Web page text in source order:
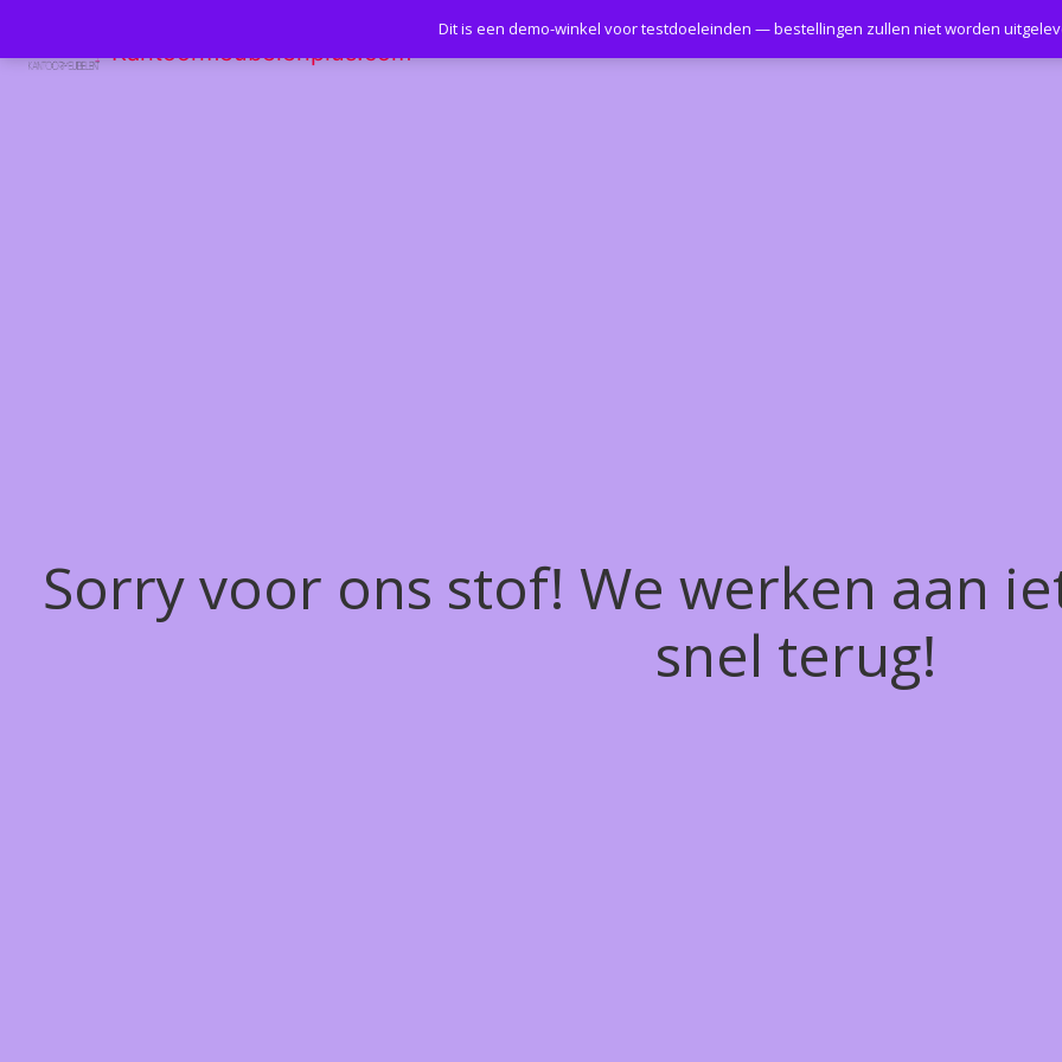
Kantoormeubelenplus.com
Sorry voor ons stof! We werken aan
snel terug!
Dit is een demo-winkel voor testdoeleinden — bestellingen zullen niet worden